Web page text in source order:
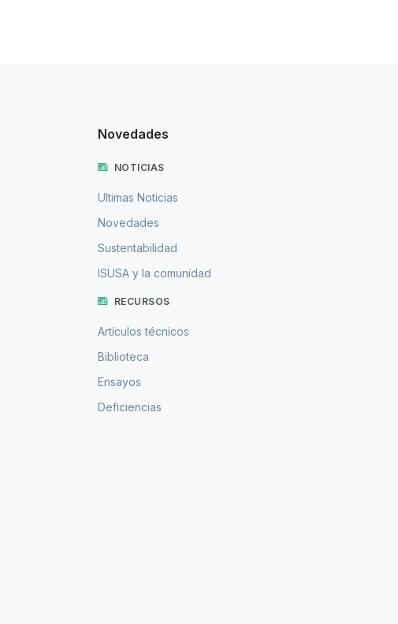
Novedades
NOTICIAS
Ultimas Noticias
Novedades
Sustentabilidad
ISUSA y la comunidad
RECURSOS
Artículos técnicos
Biblioteca
Ensayos
Deficiencias